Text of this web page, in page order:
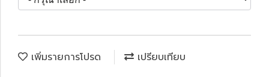
เพิ่มรายการโปรด
เปรียบเทียบ